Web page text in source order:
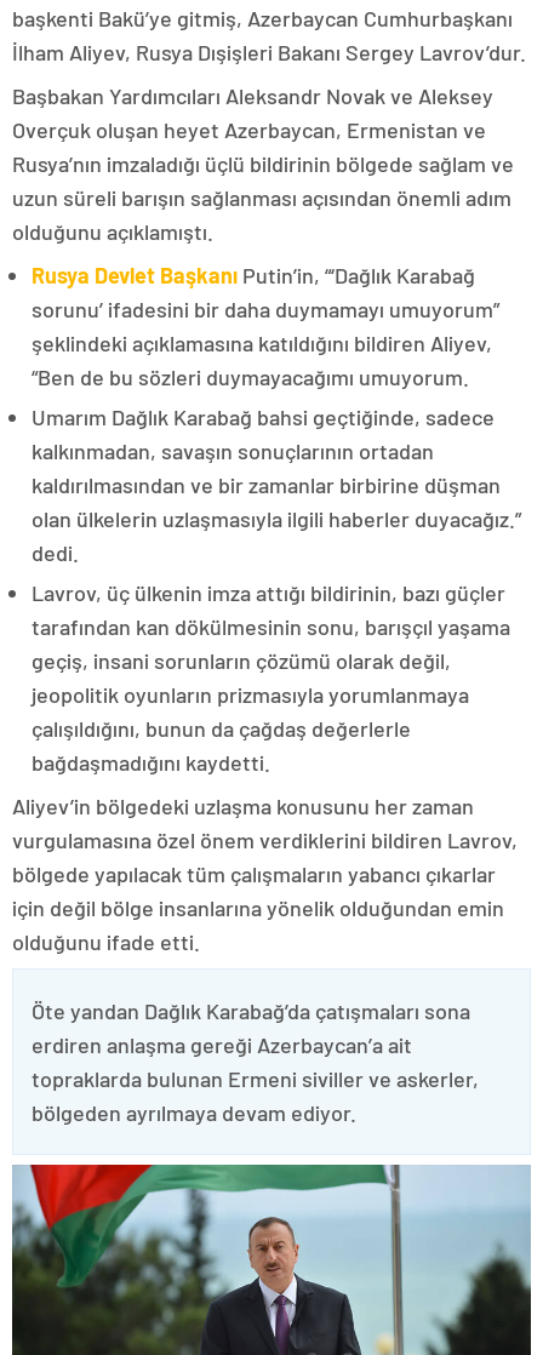
başkenti Bakü’ye gitmiş, Azerbaycan Cumhurbaşkanı
İlham Aliyev, Rusya Dışişleri Bakanı Sergey Lavrov’dur.
Başbakan Yardımcıları Aleksandr Novak ve Aleksey
Overçuk oluşan heyet Azerbaycan, Ermenistan ve
Rusya’nın imzaladığı üçlü bildirinin bölgede sağlam ve
uzun süreli barışın sağlanması açısından önemli adım
olduğunu açıklamıştı.
Rusya Devlet Başkanı Putin’in, “‘Dağlık Karabağ
sorunu’ ifadesini bir daha duymamayı umuyorum”
şeklindeki açıklamasına katıldığını bildiren Aliyev,
“Ben de bu sözleri duymayacağımı umuyorum.
Umarım Dağlık Karabağ bahsi geçtiğinde, sadece
kalkınmadan, savaşın sonuçlarının ortadan
kaldırılmasından ve bir zamanlar birbirine düşman
olan ülkelerin uzlaşmasıyla ilgili haberler duyacağız.”
dedi.
Lavrov, üç ülkenin imza attığı bildirinin, bazı güçler
tarafından kan dökülmesinin sonu, barışçıl yaşama
geçiş, insani sorunların çözümü olarak değil,
jeopolitik oyunların prizmasıyla yorumlanmaya
çalışıldığını, bunun da çağdaş değerlerle
bağdaşmadığını kaydetti.
Aliyev’in bölgedeki uzlaşma konusunu her zaman
vurgulamasına özel önem verdiklerini bildiren Lavrov,
bölgede yapılacak tüm çalışmaların yabancı çıkarlar
için değil bölge insanlarına yönelik olduğundan emin
olduğunu ifade etti.
Öte yandan Dağlık Karabağ’da çatışmaları sona
erdiren anlaşma gereği Azerbaycan’a ait
topraklarda bulunan Ermeni siviller ve askerler,
bölgeden ayrılmaya devam ediyor.